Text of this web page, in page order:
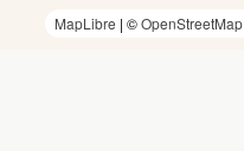
MapLibre | ©OpenStreetMap